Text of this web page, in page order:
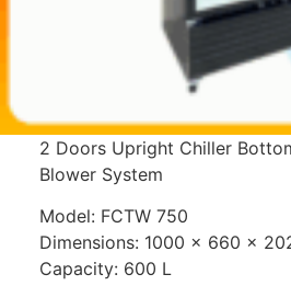
2 Doors Upright Chiller
Blower System
Model: FCTW 750
Dimensions: 1000 x 660 x
Capacity: 600 L